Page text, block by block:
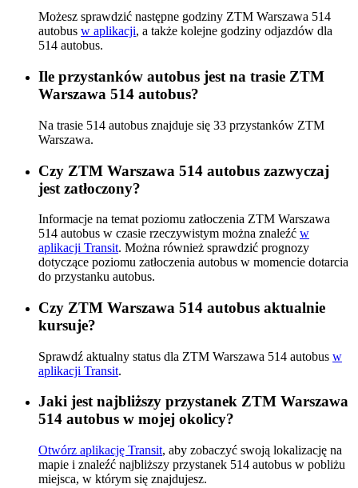
Możesz sprawdzić następne godziny ZTM Warszawa 514
autobus w aplikacji, a także kolejne godziny odjazdów dla
514 autobus.
Ile przystanków autobus jest na trasie ZTM
Warszawa 514 autobus?
Na trasie 514 autobus znajduje się 33 przystanków ZTM
Warszawa.
Czy ZTM Warszawa 514 autobus zazwyczaj
jest zatłoczony?
Informacje na temat poziomu zatłoczenia ZTM Warszawa
514 autobus w czasie rzeczywistym można znaleźć w
aplikacji Transit. Można również sprawdzić prognozy
dotyczące poziomu zatłoczenia autobus w momencie dotarcia
do przystanku autobus.
Czy ZTM Warszawa 514 autobus aktualnie
kursuje?
Sprawdź aktualny status dla ZTM Warszawa 514 autobus w
aplikacji Transit.
Jaki jest najbliższy przystanek ZTM Warszawa
514 autobus w mojej okolicy?
Otwórz aplikację Transit, aby zobaczyć swoją lokalizację na
mapie i znaleźć najbliższy przystanek 514 autobus w pobliżu
miejsca, w którym się znajdujesz.